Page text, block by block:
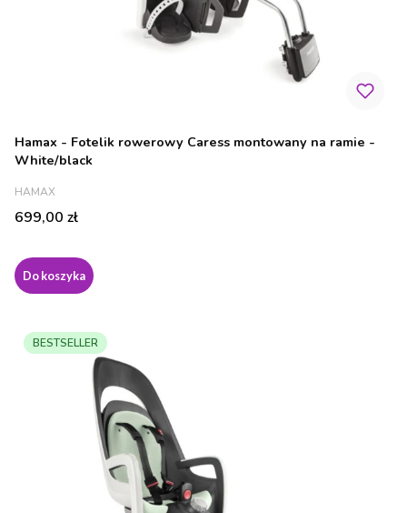
Hamax - Fotelik rowerowy Caress montowany na ramie -
White/black
PRODUCENT
HAMAX
Cena
699,00 zł
Do koszyka
BESTSELLER